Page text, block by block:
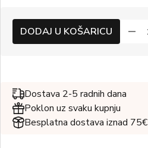
DODAJ U KOŠARICU
Dostava 2-5 radnih dana
Poklon uz svaku kupnju
Besplatna dostava iznad 75€